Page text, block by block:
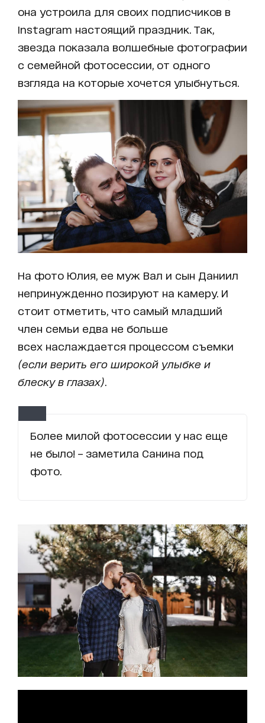
она устроила для своих подписчиков в
Instagram настоящий праздник. Так,
звезда показала волшебные фотографии
с семейной фотосессии, от одного
взгляда на которые хочется улыбнуться.
На фото Юлия, ее муж Вал и сын Даниил
непринужденно позируют на камеру. И
стоит отметить, что самый младший
член семьи едва не больше
всех наслаждается процессом съемки
(если верить его широкой улыбке и
блеску в глазах)
Более милой фотосессии у нас еще
не было! – заметила Санина под
фото.